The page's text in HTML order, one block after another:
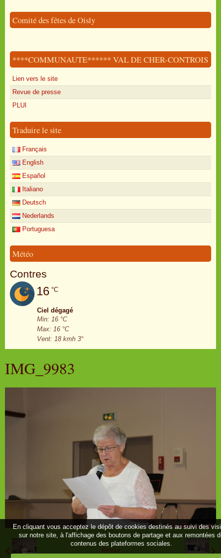
Comité des fêtes de Oisly
****COMMUNAUTE****** VAL DE CHER-CONTROIS
Lien vers le site
Revue de presse
PLUI
Traduire le site
Français
English
Español
Italiano
Deutsch
Nederlands
Portuguesa
Météo
Contres
16 °C
Ciel dégagé
Min: 16 °C
Max: 16 °C
Vent: 18 kmh 3°
IMG_9983
Retour
En cliquant vous acceptez le dépôt de cookies destinés au suivi des
sur notre site, à l'affichage des boutons de partage et aux remontées
contenus des plateformes sociales.